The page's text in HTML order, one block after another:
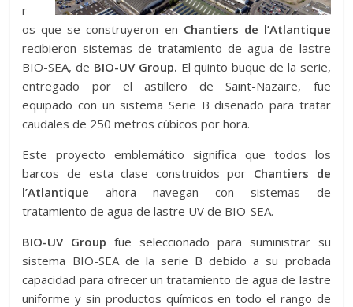
r
os que se construyeron en Chantiers de l’Atlantique
recibieron sistemas de tratamiento de agua de lastre
BIO-SEA, de BIO-UV Group. El quinto buque de la serie,
entregado por el astillero de Saint-Nazaire, fue
equipado con un sistema Serie B diseñado para tratar
caudales de 250 metros cúbicos por hora.
Este proyecto emblemático significa que todos los
barcos de esta clase construidos por Chantiers de
l’Atlantique ahora navegan con sistemas de
tratamiento de agua de lastre UV de BIO-SEA.
BIO-UV Group fue seleccionado para suministrar su
sistema BIO-SEA de la serie B debido a su probada
capacidad para ofrecer un tratamiento de agua de lastre
uniforme y sin productos químicos en todo el rango de